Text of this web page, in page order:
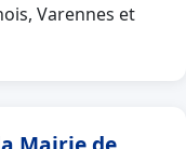
Varennes et